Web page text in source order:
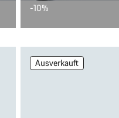
-10%
Ausverkauft